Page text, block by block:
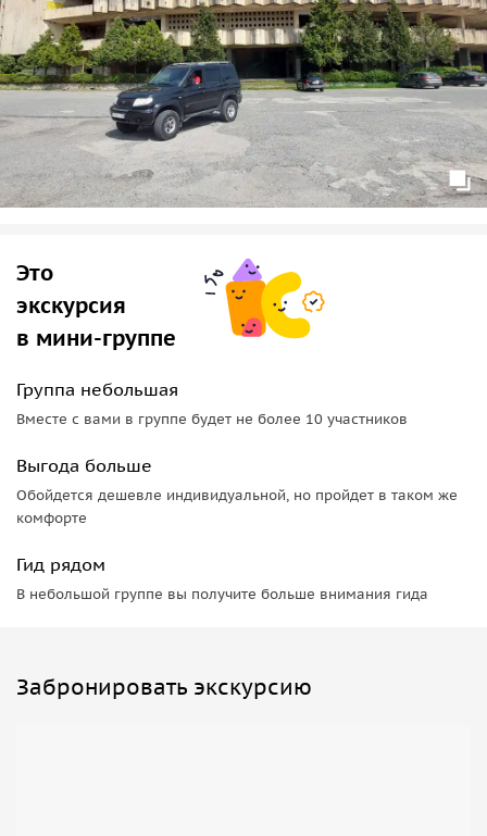
полёта.
Это
экскурсия
в мини-группе
Группа небольшая
Вместе с вами в группе будет не более 10 участников
Выгода больше
Обойдется дешевле индивидуальной, но пройдет в таком же
комфорте
Гид рядом
В небольшой группе вы получите больше внимания гида
Забронировать экскурсию